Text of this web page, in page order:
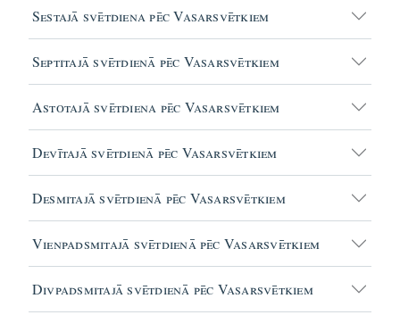
Sestajā svētdiena pēc Vasarsvētkiem
Septitajā svētdienā pēc Vasarsvētkiem
Astotajā svētdiena pēc Vasarsvētkiem
Devītajā svētdienā pēc Vasarsvētkiem
Desmitajā svētdienā pēc Vasarsvētkiem
Vienpadsmitajā svētdienā pēc Vasarsvētkiem
Divpadsmitajā svētdienā pēc Vasarsvētkiem